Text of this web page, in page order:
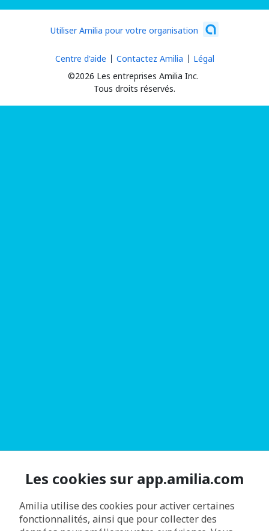
Utiliser Amilia pour votre organisation
©2026 Les entreprises Amilia Inc.
Tous droits réservés.
Centre d'aide Contactez Amilia Légal
Les cookies sur app.amilia.com
Amilia utilise des cookies pour activer certaines
fonctionnalités, ainsi que pour collecter des